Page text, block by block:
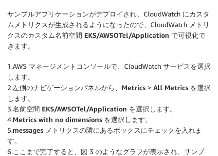
サンプルアプリケーションがデプロイされ、CloudWatch にカスタ
ムメトリクスが生成されるようになったので、CloudWatch メトリ
クスのカスタム名前空間 EKS/AWSOTel/Application で可視化で
きます。
1.AWS マネージメントコンソールで、CloudWatch サービスを選択
します。
2.左側のナビゲーションパネルから、 Metrics > All Metrics を選択
します。
3.名前空間 EKS/AWSOTel/Application を選択します。
4.Metrics with no dimensions を選択します。
5.messages メトリクスの隣にあるボックスにチェックを入れま
す。
6.ここまで完了すると、図 3 のようなグラフが表示され、サンプ